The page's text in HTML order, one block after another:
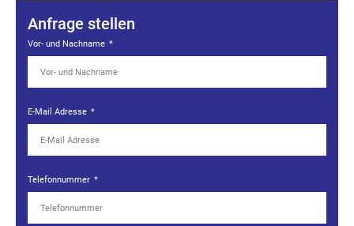
Anfrage stellen
Vor- und Nachname
E-Mail Adresse
Telefonnummer